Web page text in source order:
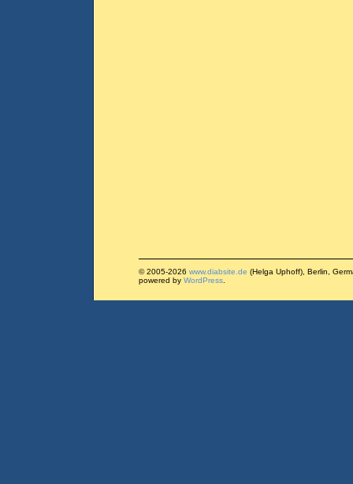
© 2005-2026 www.diabsite.de (Helga Uphoff), Berlin,
powered by WordPress.